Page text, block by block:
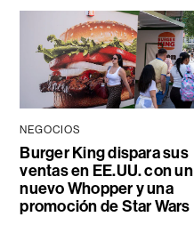
NEGOCIOS
Burger King dispara sus
ventas en EE.UU. con un
nuevo Whopper y una
promoción de Star Wars